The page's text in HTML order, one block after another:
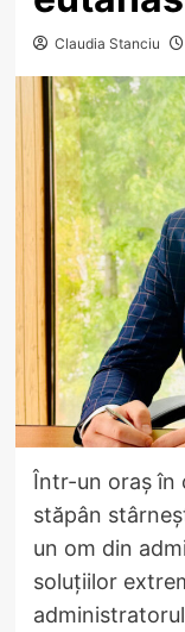
Claudia Stanciu
Într-un oraș în
stăpân
un om din
soluțiilor